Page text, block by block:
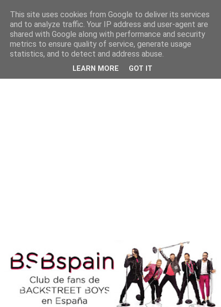
This site uses cookies from Google to deliver its services
and to analyze traffic. Your IP address and user-agent are
shared with Google along with performance and security
metrics to ensure quality of service, generate usage
statistics, and to detect and address abuse.
LEARN MORE GOT IT